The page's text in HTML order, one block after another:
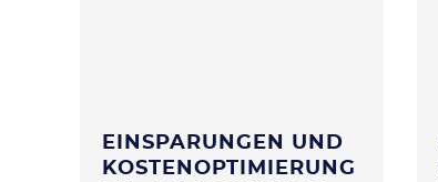
EINSPARUNGEN UND
KOSTENOPTIMIERUNG